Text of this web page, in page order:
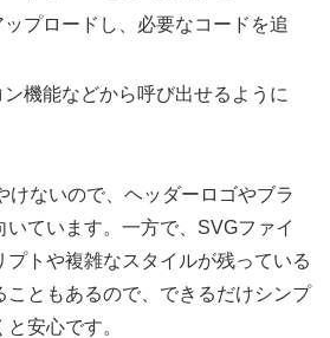
プロードし、必要なコードを追
機能などから呼び出せるように
けないので、ヘッダーロゴやブラ
いています。一方で、SVGファイ
プトや複雑なスタイルが残っている
こともあるので、できるだけシンプ
安心です。